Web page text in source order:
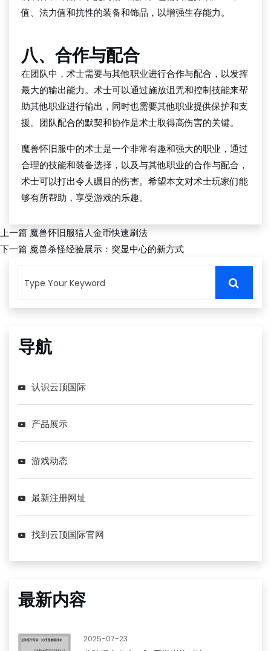
值、法力值和抗性的装备和饰品，以增强生存能力。
八、合作与配合
在团队中，术士需要与其他职业进行合作与配合，以发挥
最大的输出能力。术士可以通过施放诅咒和控制技能来帮
助其他职业进行输出，同时也需要其他职业提供保护和支
援。团队配合的默契和协作是术士取得高伤害的关键。
魔兽怀旧服中的术士是一个非常有趣和强大的职业，通过
合理的技能和装备选择，以及与其他职业的合作与配合，
术士可以打出令人瞩目的伤害。希望本文对术士玩家们能
够有所帮助，享受游戏的乐趣。
上一篇 魔兽怀旧服猎人金币快速刷法
下一篇 魔兽杀怪经验展示：突显中心的新方式
导航
认识云顶国际
产品展示
游戏动态
最新注册网址
找到云顶国际官网
最新内容
2025-07-23